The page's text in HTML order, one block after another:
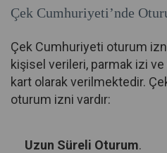
Çek Cumhuriyeti’nde
Çek Cumhuriyeti oturum
kişisel verileri, parmak izi
kart olarak verilmektedir.
oturum izni vardır:
Uzun Süreli Oturum.